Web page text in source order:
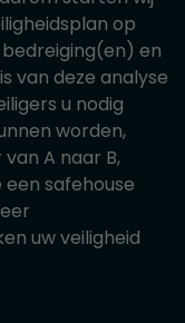
op
en
van deze analyse
u nodig
worden,
A naar B,
safehouse
uw veiligheid